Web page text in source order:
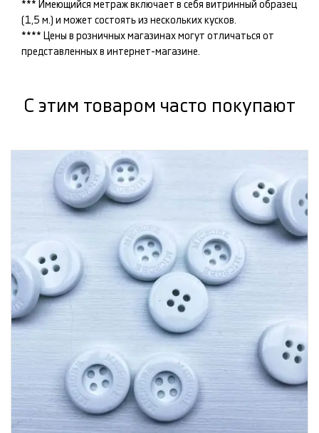
*** Имеющийся метраж включает в себя витринный образец
(1,5 м.) и может состоять из нескольких кусков.
**** Цены в розничных магазинах могут отличаться от
представленных в интернет-магазине.
С этим товаром часто покупают